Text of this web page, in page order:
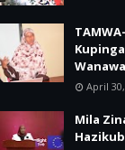
April
Mila